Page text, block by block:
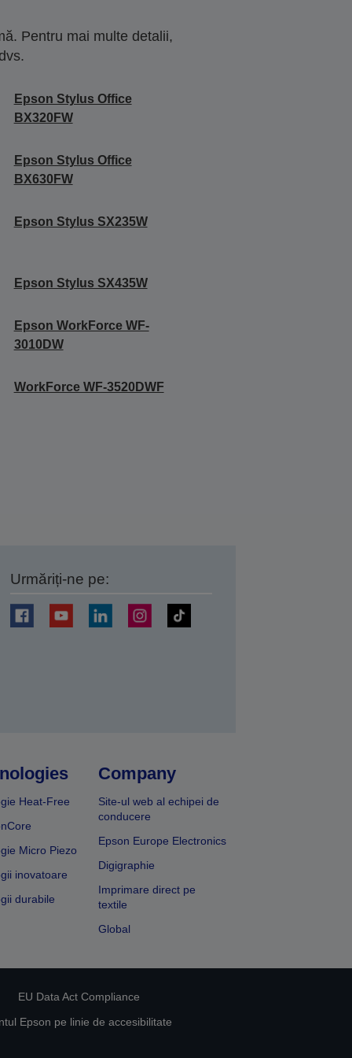
Pentru mai multe detalii,
Epson Stylus Office
BX320FW
Epson Stylus Office
BX630FW
Epson Stylus SX235W
Epson Stylus SX435W
Epson WorkForce WF-
3010DW
WorkForce WF-3520DWF
Urmăriți-ne pe:
Heat-Free
Micro Piezo
inovatoare
durabile
Company
Site-ul web al echipei de
conducere
Epson Europe Electronics
Digigraphie
Imprimare direct pe
textile
Global
EU Data Act Compliance
Epson pe linie de accesibilitate